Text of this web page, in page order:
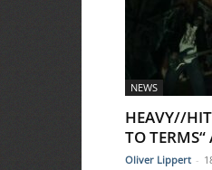
NEWS
HEAVY//
TO TERMS“
Oliver Lippert -